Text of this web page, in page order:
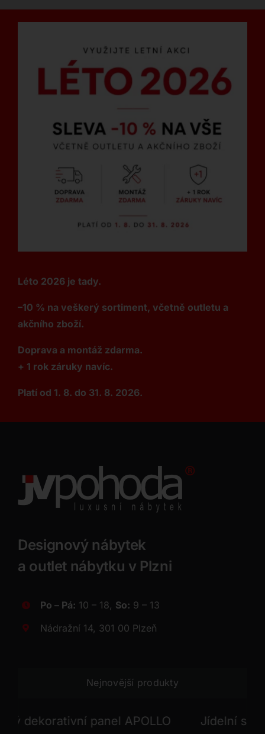
Léto 2026 je tady.
–10 % na veškerý sortiment, včetně outletu a
akčního zboží.
Doprava a montáž zdarma.
+ 1 rok záruky navíc.
Platí od 1. 8. do 31. 8. 2026.
Designový nábytek
a outlet nábytku v Plzni
Po – Pá: 10 – 18, So: 9 – 13
Nádražní 14, 301 00 Plzeň
Nejnovější produkty
panel APOLLO Jídelní stůl